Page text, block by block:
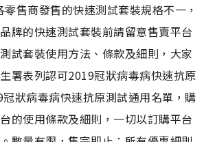
售商發售的快速測試套裝規格不一，
牌的快速測試套裝前請留意售賣平台
試套裝使用方法、條款及細則，大家
署表列認可2019冠狀病毒病快速抗原
狀病毒病快速抗原測試通用名單，購
的使用條款及細則，一切以訂購平台